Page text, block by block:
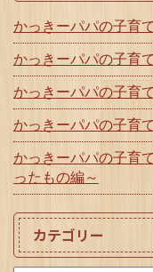
かっきーパパの子育
かっきーパパの子育
かっきーパパの子育
かっきーパパの子育
かっきーパパの子育
ったもの編～
カテゴリー